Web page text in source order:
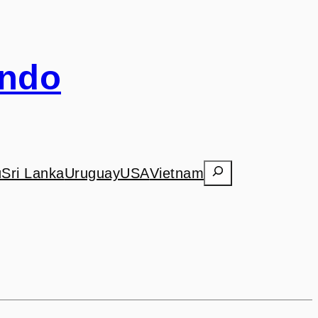
Sri LankaUruguayUSAVietnam Search